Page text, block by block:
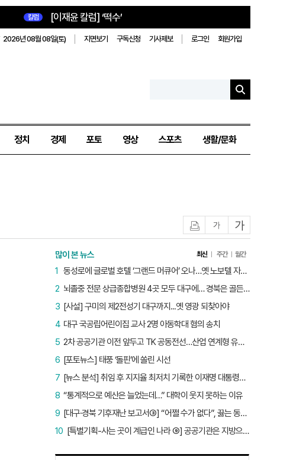
칼럼 [이재윤 칼럼] ‘떡수’
2026년 08월 08일(토) 지면보기 구독신청 기사제보 로그인 회원가입
정치 경제 포토 영상 스포츠 생활/문화
글자작게글자크게
많이 본 뉴스 최신 주간 월간
동성로에 글로벌 호텔 ‘그랜드 머큐어’ 오나…옛 노보텔 자리 사무실 개설
1
뇌졸중 전문 상급종합병원 4곳 모두 대구에… 경북은 골든타임 사각지대
2
[사설] 구미의 제2전성기 대구까지...옛 영광 되찾아야
3
대구 국공립어린이집 교사 2명 아동학대 혐의 송치
4
2차 공공기관 이전 앞두고 TK 공동전선…산업 연계형 유치 승부수
5
[포토뉴스] 태풍 ‘돌핀’에 쏠린 시선
6
[뉴스 분석] 취임 후 지지율 최저치 기록한 이재명 대통령…왜?
7
“통계적으로 예산은 늘었는데…” 대학이 웃지 못하는 이유
8
[대구·경북 기후재난 보고서③] “어쩔 수가 없다”, 끓는 동해…‘절멸 위기’ 경북 수산업
9
[특별기획-사는 곳이 계급인 나라 ⑨] 공공기관은 지방으로 왔지만, 그들이 사는 곳은 서울이었다
10